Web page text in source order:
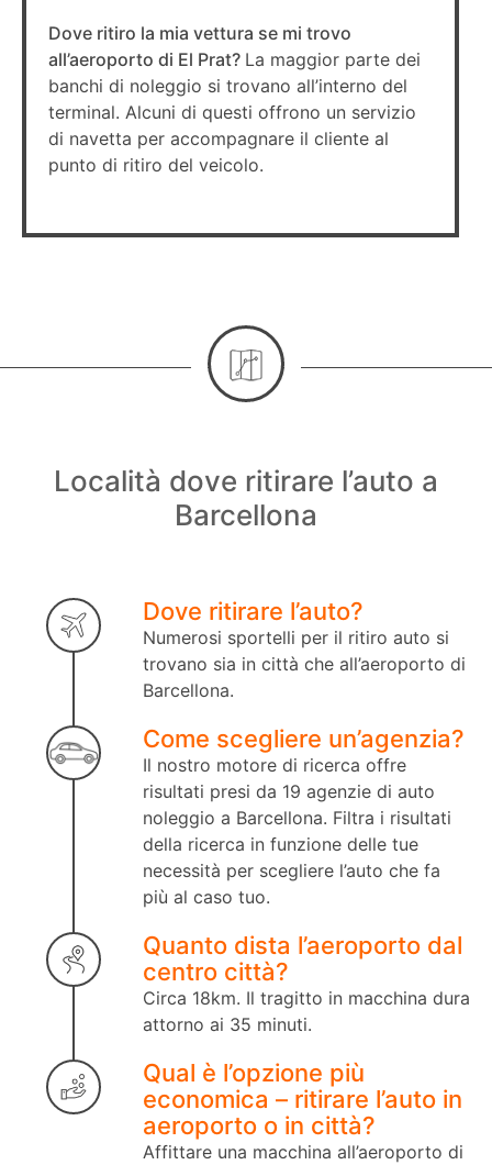
Dove ritiro la mia vettura se mi trovo
all’aeroporto di El Prat? La maggior parte dei
banchi di noleggio si trovano all’interno del
terminal. Alcuni di questi offrono un servizio
di navetta per accompagnare il cliente al
punto di ritiro del veicolo.
Località dove ritirare l’auto a
Barcellona
Dove ritirare l’auto?
Numerosi sportelli per il ritiro auto si
trovano sia in città che all’aeroporto di
Barcellona.
Come scegliere un’agenzia?
Il nostro motore di ricerca offre
risultati presi da 19 agenzie di auto
noleggio a Barcellona. Filtra i risultati
della ricerca in funzione delle tue
necessità per scegliere l’auto che fa
più al caso tuo.
Quanto dista l’aeroporto dal
centro città?
Circa 18km. Il tragitto in macchina dura
attorno ai 35 minuti.
Qual è l’opzione più
economica – ritirare l’auto in
aeroporto o in città?
Affittare una macchina all’aeroporto di